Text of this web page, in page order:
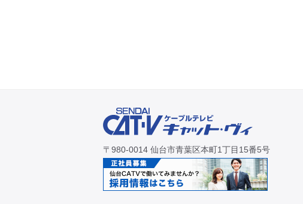
〒980-0014 仙台市青葉区本町1丁目15番5号